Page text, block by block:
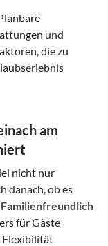
und
die zu
am
nicht nur
danach, ob es
Familienfreundlich
für Gäste
Flexibilität